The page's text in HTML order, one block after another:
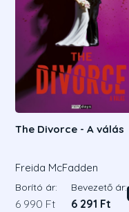
The Divorce - A válás
Freida McFadden
Borító ár:
6 990 Ft
Bevezető ár:
6 291 Ft